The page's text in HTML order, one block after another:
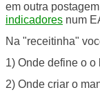
em outra
indicadores num
Na "receitinha"
1) Onde define o o
2) Onde criar o